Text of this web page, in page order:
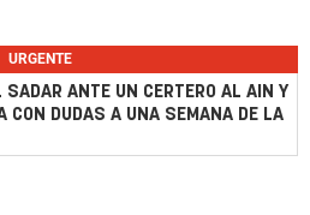
URGENTE
ANTE UN CERTERO AL AIN Y
CON DUDAS A UNA SEMANA DE LA